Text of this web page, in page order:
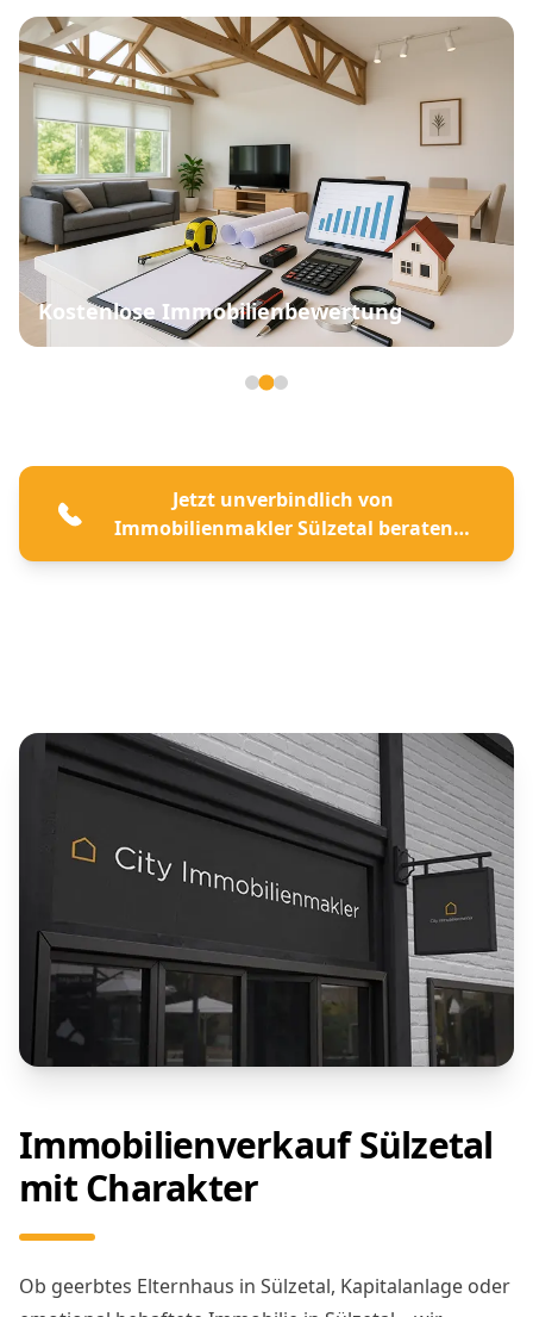
Kostenlose Immobilienbewertung
Jetzt unverbindlich von
Immobilienmakler Sülzetal beraten
lassen
Immobilienverkauf Sülzetal
mit Charakter
Ob geerbtes Elternhaus in Sülzetal, Kapitalanlage oder